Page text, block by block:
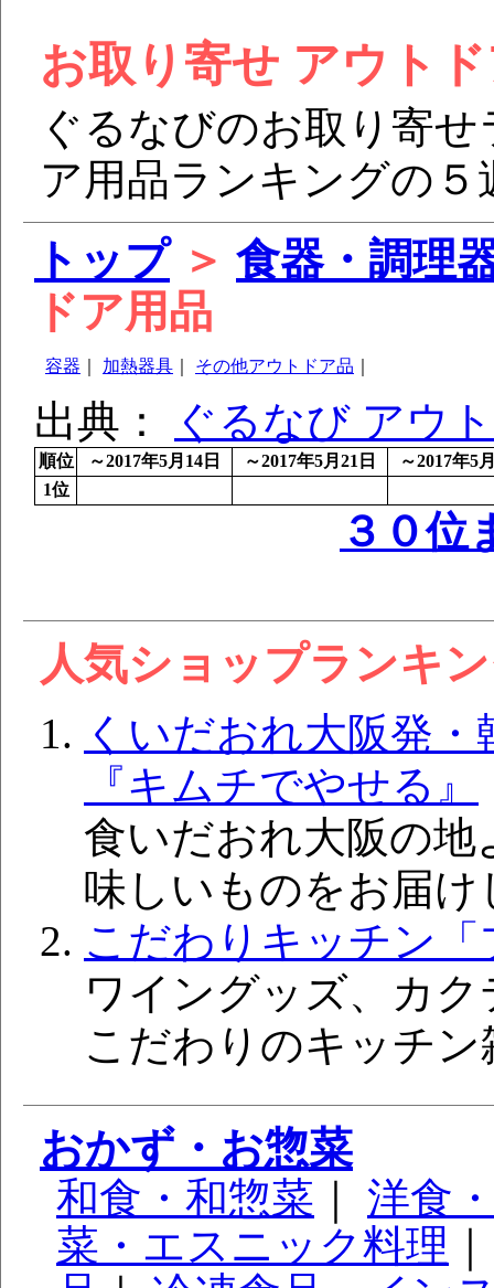
お取り寄せ アウト
ぐるなびのお取り寄
ア用品ランキングの５
トップ＞ 食器・調理
ドア用品
容器 加熱器具 その他アウトドア品
出典： ぐるなび アウ
順位 ～2017年5月14日 ～2017年5月21日
～2017年5
1位
３０位
人気ショップランキ
くいだおれ大阪発
『キムチでやせる』
食いだおれ大阪の地
味しいものをお届け
こだわりキッチン
ワイングッズ、カ
こだわりのキッチ
おかず・お惣菜
和食・和惣菜
洋食
菜・エスニック料理